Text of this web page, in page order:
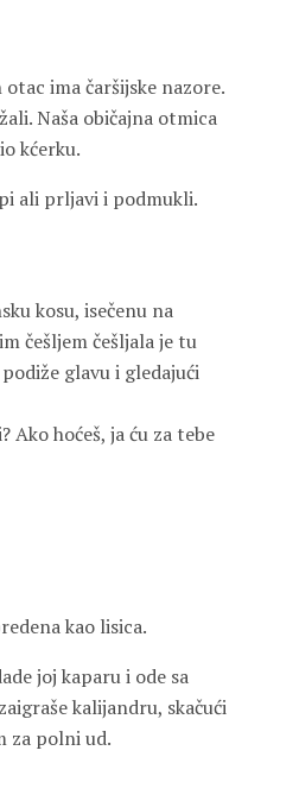
ima čaršijske nazore.
Naša običajna otmica
kćerku.
ali prljavi i podmukli.
kosu, isečenu na
češljem češljala je tu
glavu i gledajući
Ako hoćeš, ja ću za tebe
kao lisica.
joj kaparu i ode sa
kalijandru, skačući
za polni ud.